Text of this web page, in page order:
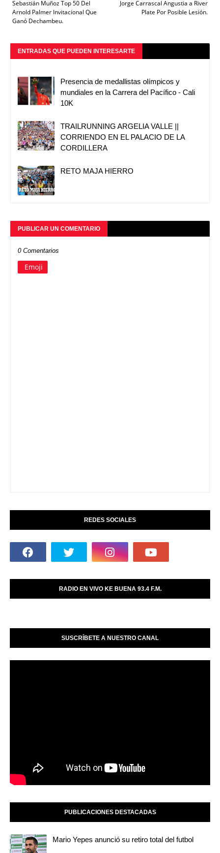
Jorge Carrascal Angustia a River
Plate Por Posible Lesión.
Sebastián Muñoz Top 50 Del
Arnold Palmer Invitacional Que
Ganó Dechambeu.
ENTRADAS QUE PUEDEN INTERESARTE
Presencia de medallistas olímpicos y
mundiales en la Carrera del Pacífico - Cali
10K
TRAILRUNNING ARGELIA VALLE ||
CORRIENDO EN EL PALACIO DE LA
CORDILLERA
RETO MAJA HIERRO
PUBLICAR UN COMENTARIO
0 Comentarios
Emoji
REDES SOCIALES
RADIO EN VIVO KE BUENA 93.4 F.M.
SUSCRÍBETE A NUESTRO CANAL
PUBLICACIONES DESTACADAS
Mario Yepes anunció su retiro total del futbol